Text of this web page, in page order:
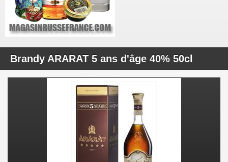
Brandy ARARAT 5 ans d'âge 40% 50cl